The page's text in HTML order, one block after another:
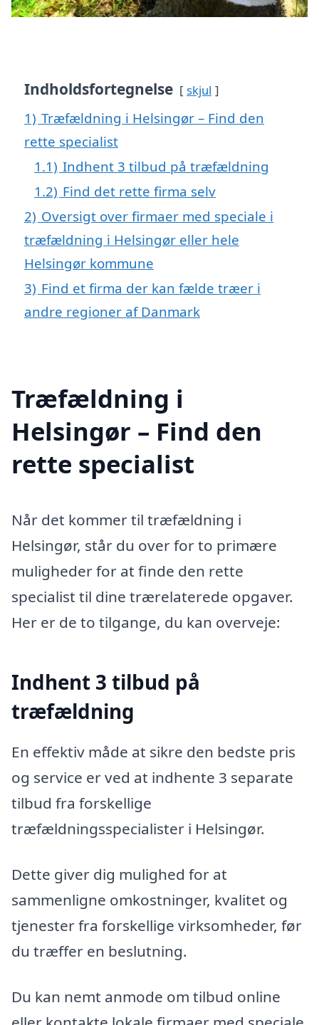
Indholdsfortegnelse skjul
1) Træfældning i Helsingør – Find den
rette specialist
1.1) Indhent 3 tilbud på træfældning
1.2) Find det rette firma selv
2) Oversigt over firmaer med speciale i
træfældning i Helsingør eller hele
Helsingør kommune
3) Find et firma der kan fælde træer i
andre regioner af Danmark
Træfældning i
Helsingør – Find den
rette specialist
Når det kommer til træfældning i
Helsingør, står du over for to primære
muligheder for at finde den rette
specialist til dine trærelaterede opgaver.
Her er de to tilgange, du kan overveje:
Indhent 3 tilbud på
træfældning
En effektiv måde at sikre den bedste pris
og service er ved at indhente 3 separate
tilbud fra forskellige
træfældningsspecialister i Helsingør.
Dette giver dig mulighed for at
sammenligne omkostninger, kvalitet og
tjenester fra forskellige virksomheder, før
du træffer en beslutning.
Du kan nemt anmode om tilbud online